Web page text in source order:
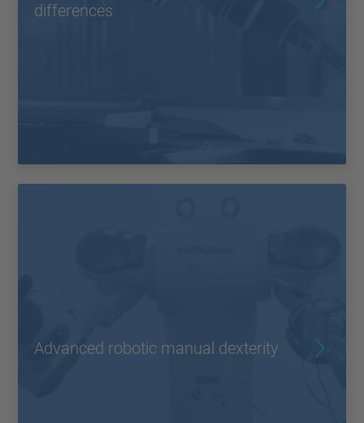
differences
Advanced robotic manual dexterity